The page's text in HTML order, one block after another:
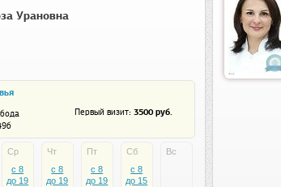
Урановна
Первый визит: 3500 руб.
Ср
c 8
до 19
Чт
c 8
до 19
Пт
c 8
до 19
Сб
c 8
до 15
Вс